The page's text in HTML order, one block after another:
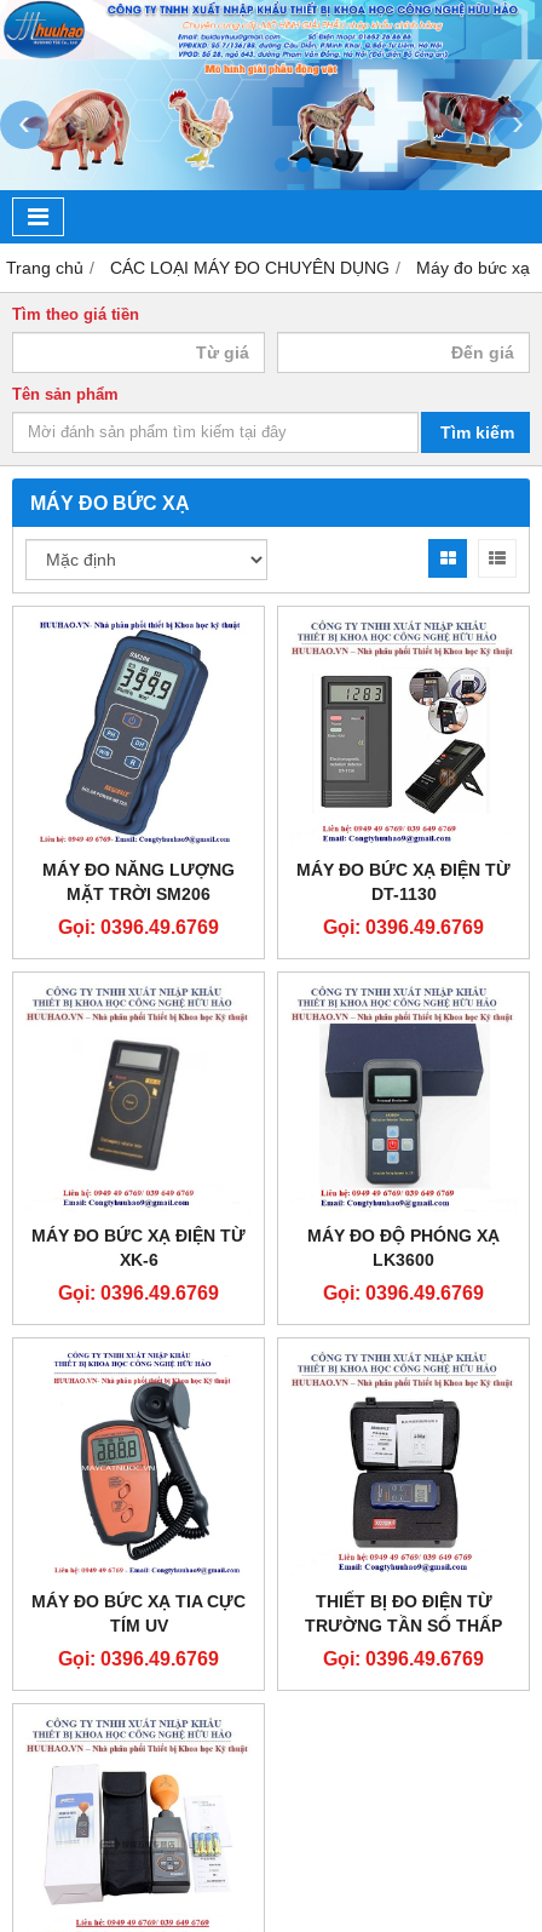
‹ ›
Trang chủ CÁC LOẠI MÁY ĐO CHUYÊN DỤNG Máy đo bức xạ
Tìm theo giá tiền
Tên sản phẩm
Tìm kiếm
MÁY ĐO BỨC XẠ
MÁY ĐO NĂNG LƯỢNG
MẶT TRỜI SM206
Gọi: 0396.49.6769
MÁY ĐO BỨC XẠ ĐIỆN TỪ
DT-1130
Gọi: 0396.49.6769
MÁY ĐO BỨC XẠ ĐIỆN TỪ
XK-6
Gọi: 0396.49.6769
MÁY ĐO ĐỘ PHÓNG XẠ
LK3600
Gọi: 0396.49.6769
MÁY ĐO BỨC XẠ TIA CỰC
TÍM UV
Gọi: 0396.49.6769
THIẾT BỊ ĐO ĐIỆN TỪ
TRƯỜNG TẦN SỐ THẤP
EMF828
Gọi: 0396.49.6769